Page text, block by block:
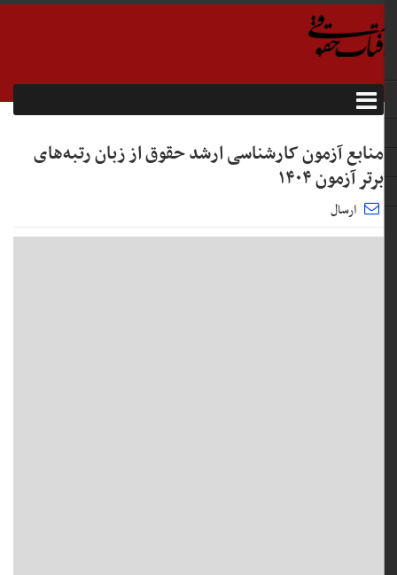
منابع آزمون کارشناسی ارشد حقوق از زبان رتبه‌های
برتر آزمون ۱۴۰۴
ارسال